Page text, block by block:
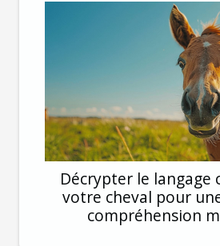
Décrypter le langage
votre cheval pour
compréhension